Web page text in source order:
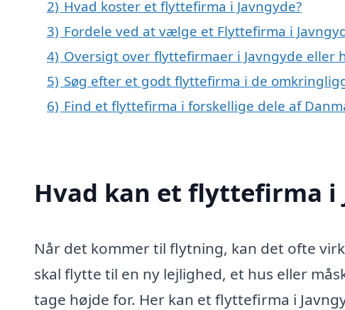
2) Hvad koster et flyttefirma i Javngyde?
3) Fordele ved at vælge et Flyttefirma i
4) Oversigt over flyttefirmaer i Javngyde eller
5) Søg efter et godt flyttefirma i de
6) Find et flyttefirma i forskellige dele af
Hvad kan et flyttefirma i
Når det kommer til flytning, kan det ofte
skal flytte til en ny lejlighed, et hus eller
tage højde for. Her kan et flyttefirma i